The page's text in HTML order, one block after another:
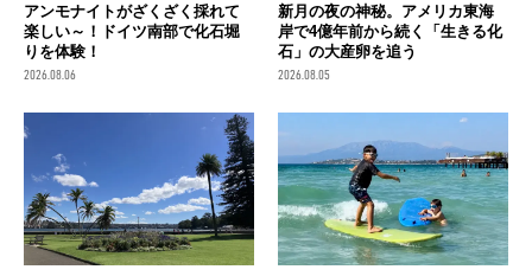
アンモナイトがざくざく採れて
楽しい～！ドイツ南部で化石堀
りを体験！
2026.08.06
新月の夜の神秘。アメリカ東海
岸で4億年前から続く「生きる化
石」の大産卵を追う
2026.08.05